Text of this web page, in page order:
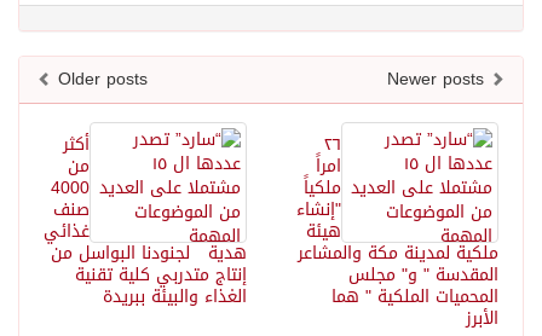
Older posts
أكثر
من
4000
صنف
غذائي
هدية لجنودنا البواسل من
إنتاج متدربي كلية تقنية
الغذاء والبيئة ببريدة
٢٦
امراً
ملكياً
"إنشاء
هيئة
ملكية لمدينة مكة والمشاعر
المقدسة " و" مجلس
المحميات الملكية " هما
الأبرز